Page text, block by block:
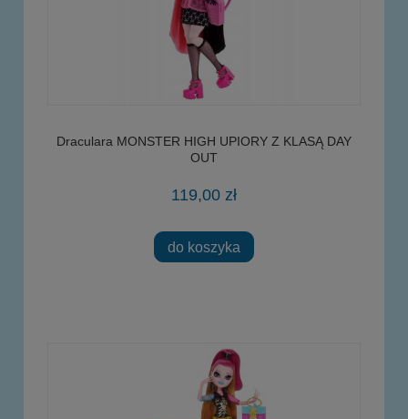
Draculara MONSTER HIGH UPIORY Z KLASĄ DAY
OUT
119,00 zł
do koszyka